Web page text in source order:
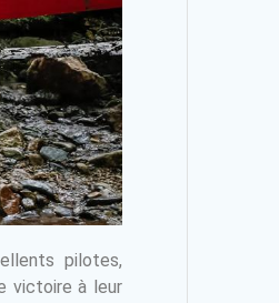
pilotes,
victoire à leur